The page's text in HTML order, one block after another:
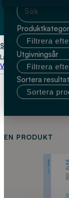
Start Göteborg
Larsson
Välj kundtyp
Utgivningsår
Sortera resultat
EN PRODUKT